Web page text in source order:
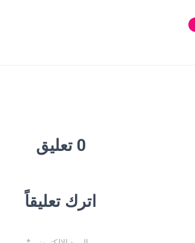
0 تعليق
اترك تعليقاً